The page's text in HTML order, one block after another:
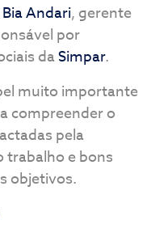
Bia Andari, gerente
por
daSimpar.
muito importante
compreender o
pela
trabalho e bons
objetivos.